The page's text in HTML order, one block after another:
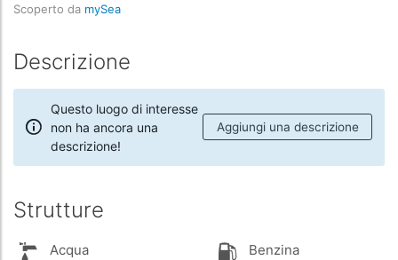
Scoperto da mySea
Descrizione
Questo luogo di interesse
non ha ancora una
descrizione!
Aggiungi una descrizione
Strutture
Acqua Benzina